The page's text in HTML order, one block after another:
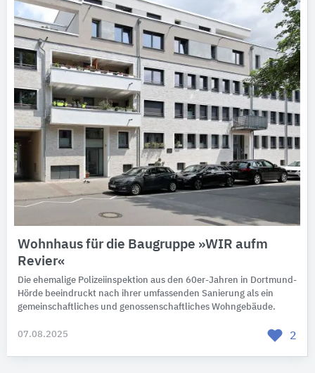
Wohnhaus für die Baugruppe »WIR aufm
Revier«
Die ehemalige Polizeiinspektion aus den 60er-Jahren in Dortmund-
Hörde beeindruckt nach ihrer umfassenden Sanierung als ein
gemeinschaftliches und genossenschaftliches Wohngebäude.
07.08.2025 2